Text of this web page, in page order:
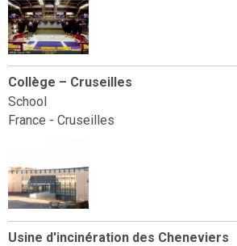
Collège – Cruseilles
School
France - Cruseilles
Usine d'incinération des Cheneviers